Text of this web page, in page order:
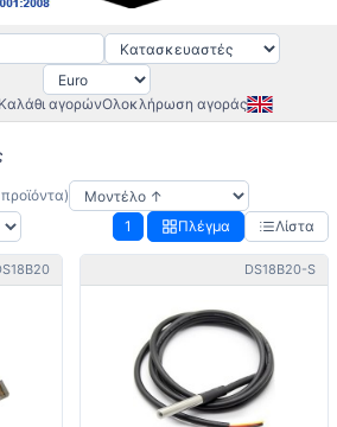
Καλάθι αγορώνΟλοκλήρωση αγοράς
προϊόντα)
1
Πλέγμα Λίστα
DS18B20-S